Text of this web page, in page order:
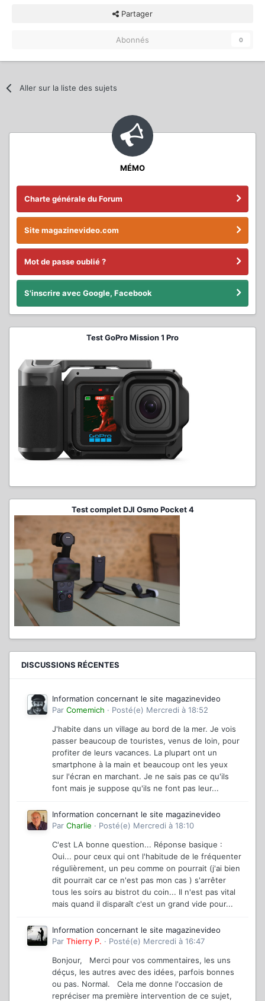
Partager
Abonnés 0
Aller sur la liste des sujets
MÉMO
Charte générale du Forum
Site magazinevideo.com
Mot de passe oublié ?
S'inscrire avec Google, Facebook
Test GoPro Mission 1 Pro
Test complet DJI Osmo Pocket 4
DISCUSSIONS RÉCENTES
Information concernant le site magazinevideo
Par Comemich · Posté(e) Mercredi à 18:52
J'habite dans un village au bord de la mer. Je vois
passer beaucoup de touristes, venus de loin, pour
profiter de leurs vacances. La plupart ont un
smartphone à la main et beaucoup ont les yeux
sur l'écran en marchant. Je ne sais pas ce qu'ils
font mais je suppose qu'ils ne font pas leur...
Information concernant le site magazinevideo
Par Charlie · Posté(e) Mercredi à 18:10
C'est LA bonne question... Réponse basique :
Oui... pour ceux qui ont l'habitude de le fréquenter
régulièrement, un peu comme on pourrait (j'ai bien
dit pourrait car ce n'est pas mon cas ) s'arrêter
tous les soirs au bistrot du coin... Il n'est pas vital
mais quand il disparaît c'est un grand vide pour...
Information concernant le site magazinevideo
Par Thierry P. · Posté(e) Mercredi à 16:47
Bonjour, Merci pour vos commentaires, les uns
déçus, les autres avec des idées, parfois bonnes
ou pas. Normal. Cela me donne l'occasion de
repréciser ma première intervention de ce sujet,